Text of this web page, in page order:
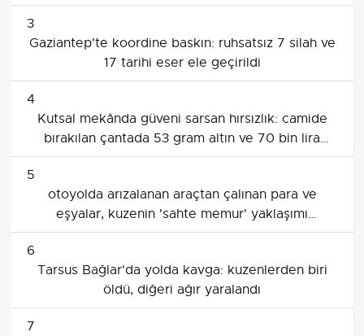
3
Gaziantep'te koordine baskın: ruhsatsız 7 silah ve
17 tarihi eser ele geçirildi
4
Kutsal mekânda güveni sarsan hırsızlık: camide
bırakılan çantada 53 gram altın ve 70 bin lira
çalındı
5
otoyolda arızalanan araçtan çalınan para ve
eşyalar, kuzenin 'sahte memur' yaklaşımı
soruşturma başlattı
6
Tarsus Bağlar'da yolda kavga: kuzenlerden biri
öldü, diğeri ağır yaralandı
7